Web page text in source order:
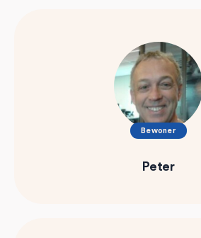
Bewoner
Peter